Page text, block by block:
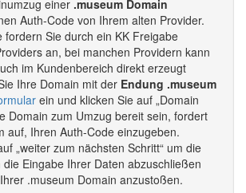
einer .museum Domain
Auth-Code von Ihrem alten Provider.
fordern Sie durch ein KK Freigabe
an, bei manchen Providern kann
im Kundenbereich direkt erzeugt
Ihre Domain mit der Endung .museum
ein und klicken Sie auf „Domain
Domain zum Umzug bereit sein, fordert
auf, Ihren Auth-Code einzugeben.
„weiter zum nächsten Schritt“ um die
die Eingabe Ihrer Daten abzuschließen
.museum Domain anzustoßen.